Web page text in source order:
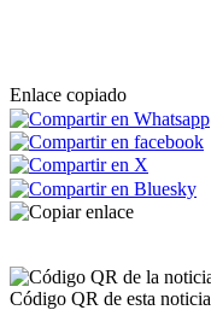
Enlace copiado
Código QR de esta noticia